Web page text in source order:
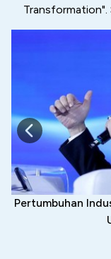
Transformation".
Pertumbuhan